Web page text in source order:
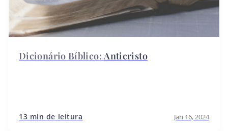
Anticristo
13 min de leitura Jan 16, 2024